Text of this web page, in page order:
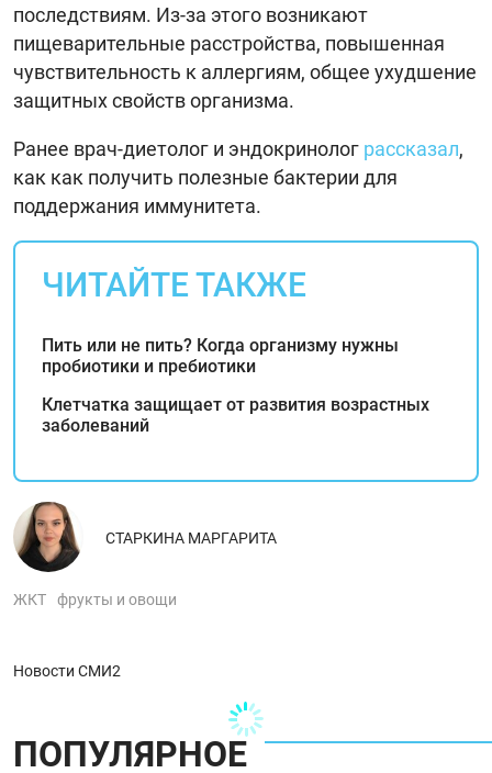
последствиям. Из-за этого возникают
пищеварительные расстройства, повышенная
чувствительность к аллергиям, общее ухудшение
защитных свойств организма.
Ранее врач-диетолог и эндокринолог рассказал,
как как получить полезные бактерии для
поддержания иммунитета.
ЧИТАЙТЕ ТАКЖЕ
Пить или не пить? Когда организму нужны
пробиотики и пребиотики
Клетчатка защищает от развития возрастных
заболеваний
СТАРКИНА МАРГАРИТА
ЖКТ фрукты и овощи
Новости СМИ2
ПОПУЛЯРНОЕ